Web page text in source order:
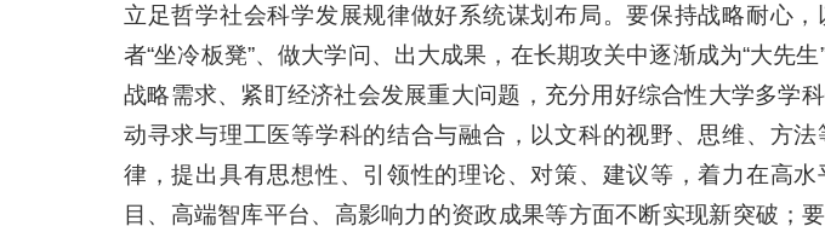
立足哲学社会科学发展规律做好系统谋划布局。要保持战略耐心
者“坐冷板凳”、做大学问、出大成果，在长期攻关中逐渐成为“大先
战略需求、紧盯经济社会发展重大问题，充分用好综合性大学多学
动寻求与理工医等学科的结合与融合，以文科的视野、思维、方
律，提出具有思想性、引领性的理论、对策、建议等，着力在高
目、高端智库平台、高影响力的资政成果等方面不断实现新突破；